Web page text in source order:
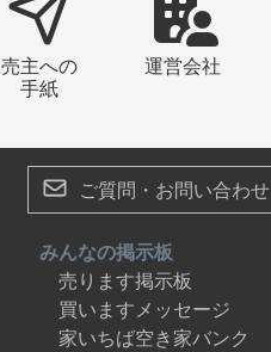
売主への
手紙
運営会社
ご質問・お問い合わせ
みんなの掲示板
売ります掲示板
買いますメッセージ
家いちば空き家バンク